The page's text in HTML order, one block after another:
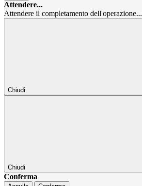
Attendere...
Attendere il completamento dell'operazione...
Chiudi
Chiudi
Conferma